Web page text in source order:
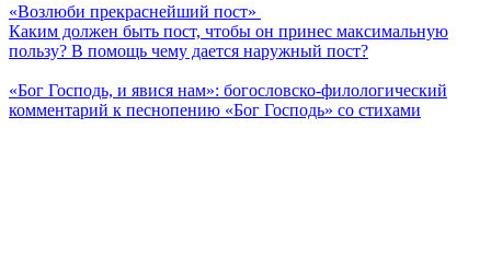
«Возлюби прекраснейший пост»
Каким должен быть пост, чтобы он принес максимальную
пользу? В помощь чему дается наружный пост?
«Бог Господь, и явися нам»: богословско-филологический
комментарий к песнопению «Бог Господь» со стихами